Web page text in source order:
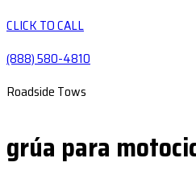
CLICK TO CALL
(888) 580-4810
Roadside Tows
grúa para